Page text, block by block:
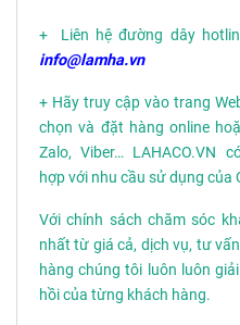
+ Liên hệ đường dây
info@lamha.vn
+ Hãy truy cập vào trang
chọn và đặt hàng online
Zalo, Viber…
hợp với nhu cầu sử dụng của
Với chính sách chăm sóc
nhất từ giá cả, dịch vụ, tư
hàng chúng tôi luôn luôn
hồi của từng khách hàng.